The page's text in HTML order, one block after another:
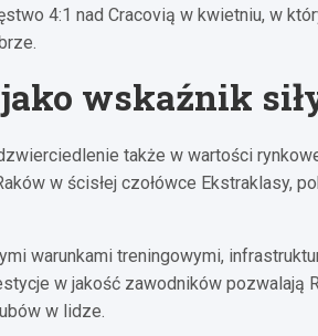
4:1 nad Cracovią w kwietniu, w
wskaźnik
także w wartości
w ścisłej czołówce Ekstraklasy,
warunkami treningowymi,
w jakość zawodników pozwalają
w lidze.